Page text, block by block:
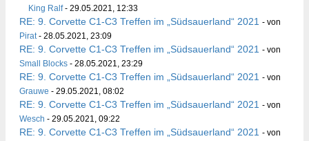
King Ralf- 29.05.2021, 12:33
RE: 9. Corvette C1-C3 Treffen im „Südsauerland“ 2021 - von
Pirat- 28.05.2021, 23:09
RE: 9. Corvette C1-C3 Treffen im „Südsauerland“ 2021 - von
Small Blocks - 28.05.2021, 23:29
RE: 9. Corvette C1-C3 Treffen im „Südsauerland“ 2021 - von
Grauwe - 29.05.2021, 08:02
RE: 9. Corvette C1-C3 Treffen im „Südsauerland“ 2021 - von
Wesch - 29.05.2021, 09:22
RE: 9. Corvette C1-C3 Treffen im „Südsauerland“ 2021 - von